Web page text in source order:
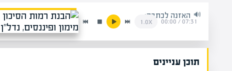
האזנה לכתבה:
07:31
/
00:00
1.0x
תוכן עניינים